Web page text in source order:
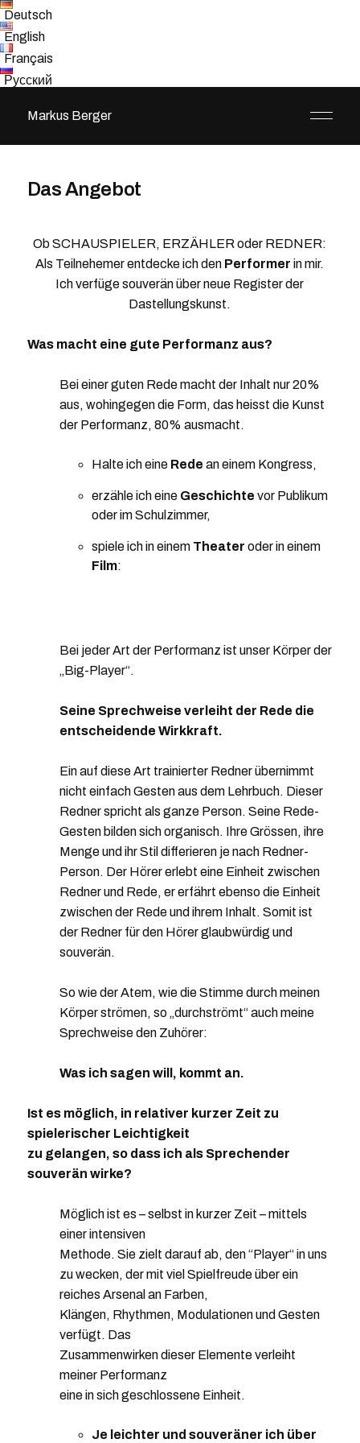
Deutsch
English
Français
Русский
Markus Berger
Das Angebot
Ob SCHAUSPIELER, ERZÄHLER oder REDNER:
Als Teilnehemer entdecke ich den Performer in mir.
Ich verfüge souverän über neue Register der
Dastellungskunst.
Was macht eine gute Performanz aus?
Bei einer guten Rede macht der Inhalt nur 20%
aus, wohingegen die Form, das heisst die Kunst
der Performanz, 80% ausmacht.
Halte ich eine Rede an einem Kongress,
erzähle ich eine Geschichte vor Publikum
oder im Schulzimmer,
spiele ich in einem Theater oder in einem
Film:
Bei jeder Art der Performanz ist unser Körper der
„Big-Player“.
Seine Sprechweise verleiht der Rede die
entscheidende Wirkkraft.
Ein auf diese Art trainierter Redner übernimmt
nicht einfach Gesten aus dem Lehrbuch. Dieser
Redner spricht als ganze Person. Seine Rede-
Gesten bilden sich organisch. Ihre Grössen, ihre
Menge und ihr Stil differieren je nach Redner-
Person. Der Hörer erlebt eine Einheit zwischen
Redner und Rede, er erfährt ebenso die Einheit
zwischen der Rede und ihrem Inhalt. Somit ist
der Redner für den Hörer glaubwürdig und
souverän.
So wie der Atem, wie die Stimme durch meinen
Körper strömen, so „durchströmt“ auch meine
Sprechweise den Zuhörer:
Was ich sagen will, kommt an.
Ist es möglich, in relativer kurzer Zeit zu
spielerischer Leichtigkeit
zu gelangen, so dass ich als Sprechender
souverän wirke?
Möglich ist es – selbst in kurzer Zeit – mittels
einer intensiven
Methode. Sie zielt darauf ab, den “Player“ in uns
zu wecken, der mit viel Spielfreude über ein
reiches Arsenal an Farben,
Klängen, Rhythmen, Modulationen und Gesten
verfügt. Das
Zusammenwirken dieser Elemente verleiht
meiner Performanz
eine in sich geschlossene Einheit.
Je leichter und souveräner ich über